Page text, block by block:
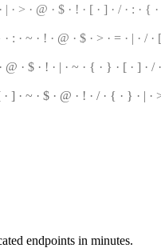
| · > · @ · $ · ! · [ · ] · / · : · {
: · ~ · ! · @ · $ · > · = · | · /
@ · $ · ! · | · ~ · { · } · [ · ] · /
· ] · ~ · $ · @ · ! · / · { · } · | ·
endpoints in minutes.